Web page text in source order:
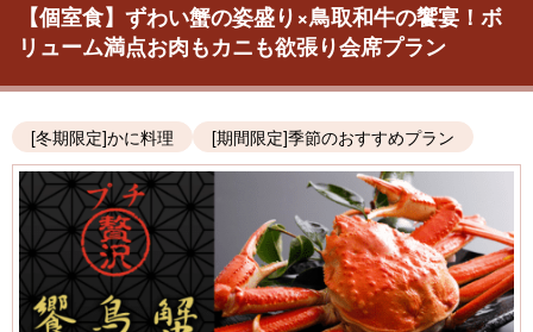
【個室食】ずわい蟹の姿盛り×鳥取和牛の饗宴！ボ
リューム満点お肉もカニも欲張り会席プラン
[冬期限定]かに料理 [期間限定]季節のおすすめプラン